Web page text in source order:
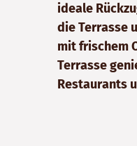
ideale
die Terrasse
mit frischem
Terrasse
Restaurants